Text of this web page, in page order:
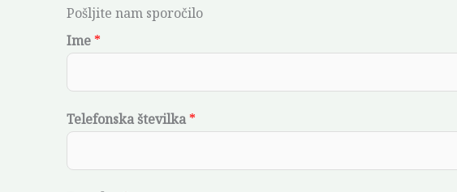
Pošljite nam sporočilo
Ime *
Telefonska številka*